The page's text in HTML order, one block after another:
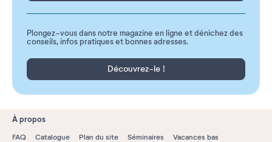
Plongez-vous dans notre magazine en ligne et dénichez des
conseils, infos pratiques et bonnes adresses.
Découvrez-le !
À propos
FAQ Catalogue Plan du site Séminaires
Vacances bas